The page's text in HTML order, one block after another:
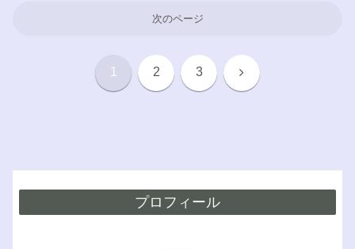
次のページ
1 2 3 次
プロフィール